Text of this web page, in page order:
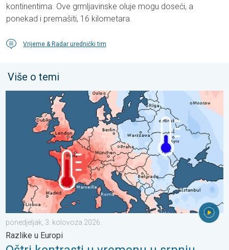
kontinentima. Ove grmljavinske oluje mogu doseći, a
ponekad i premašiti, 16 kilometara.
Vrijeme & Radar urednički tim
Više o temi
Oštri kontrasti u vremenu u srpnju. Razlike u Europi. . .
ponedjeljak, 3. kolovoza 2026.
Razlike u Europi